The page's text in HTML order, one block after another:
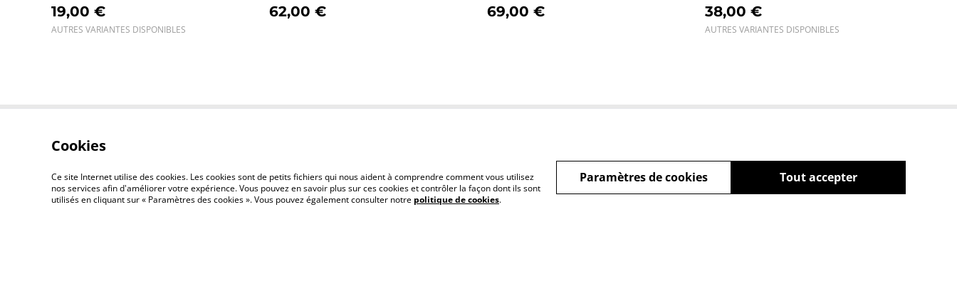
19,00 €
AUTRES VARIANTES DISPONIBLES
62,00 € 69,00 € 38,00 €
AUTRES VARIANTES DISPONIBLES
confidentialité
cookies
Cookies
Ce site Internet utilise des cookies. Les cookies sont de petits fichiers qui nous aident à comprendre comment vous utilisez
nos services afin d'améliorer votre expérience. Vous pouvez en savoir plus sur ces cookies et contrôler la façon dont ils sont
utilisés en cliquant sur « Paramètres des cookies ». Vous pouvez également consulter notre politique de cookies.
Tout accepter
Paramètres de cookies